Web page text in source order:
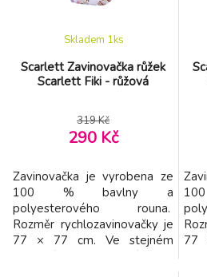
Scarlett Zavinovačka růžek
Scarlett Fiki - růžová
Skladem 1ks
319 Kč
290 Kč
Zavinovačka je vyrobena ze
100 % bavlny a
polyesterového rouna.
Rozměr rychlozavinovačky je
77 × 77 cm. Ve stejném
77